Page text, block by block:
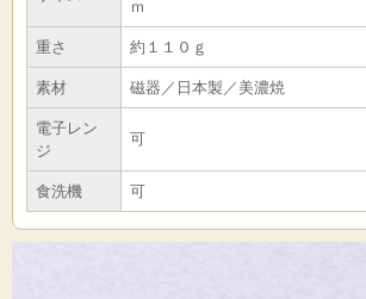
ｍ
重さ 約１１０ｇ
素材 磁器／日本製／美濃焼
電子レン
ジ
可
食洗機 可